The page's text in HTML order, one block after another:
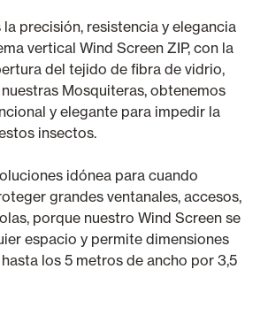
precisión, resistencia y elegancia
vertical Wind Screen ZIP, con la
del tejido de fibra de vidrio,
Mosquiteras, obtenemos
y elegante para impedir la
insectos.
idónea para cuando
grandes ventanales, accesos,
porque nuestro Wind Screen se
espacio y permite dimensiones
los 5 metros de ancho por 3,5